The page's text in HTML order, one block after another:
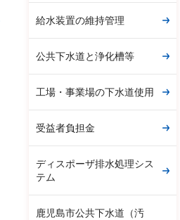
給水装置の維持管理
公共下水道と浄化槽等
工場・事業場の下水道使用
受益者負担金
ディスポーザ排水処理シス
テム
鹿児島市公共下水道（汚